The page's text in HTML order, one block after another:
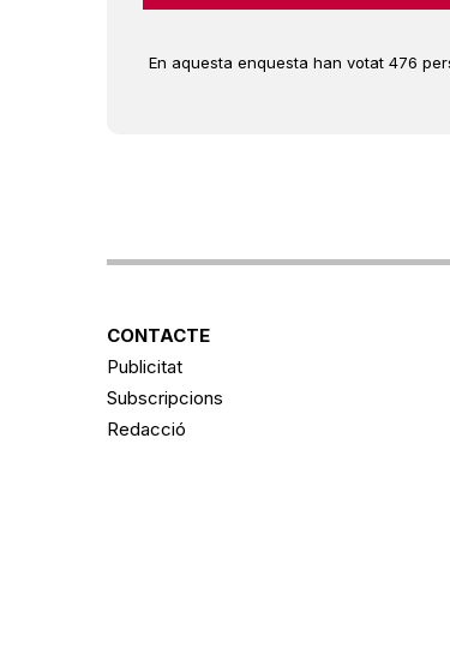
En aquesta enquesta han votat 476
CONTACTE
Publicitat
Subscripcions
Redacció